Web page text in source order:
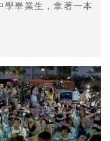
學畢業生，拿著一本